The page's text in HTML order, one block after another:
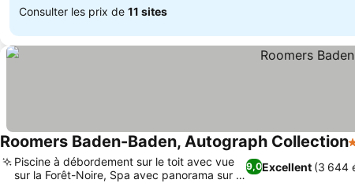
Consulter les prix de 11 sites
Roomers Baden-Baden, Autograph Collection
9,0Excellent (3 644
Piscine à débordement sur le toit avec vue
sur la Forêt-Noire, Spa avec panorama sur la